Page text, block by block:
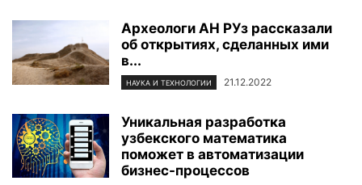
Археологи АН РУз рассказали
об открытиях, сделанных ими
в...
НАУКА И ТЕХНОЛОГИИ 21.12.2022
Уникальная разработка
узбекского математика
поможет в автоматизации
бизнес-процессов